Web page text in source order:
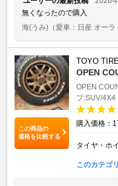
無くなったので購入
海(うみ) （愛車：日産 オーラ
この商品の
価格を比較する
TOYO
OPEN
OPEN
プ:SUV/4X4
購入価格：
タイヤ・ホ
このカテゴ